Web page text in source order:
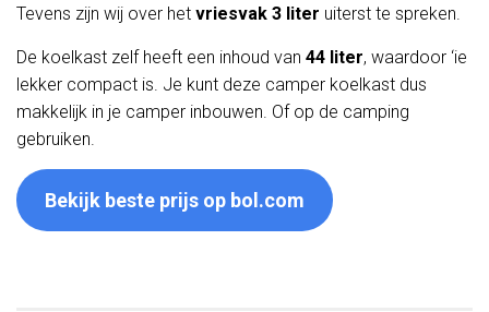
Tevens zijn wij over het vriesvak 3 liter uiterst te spreken.
De koelkast zelf heeft een inhoud van 44 liter, waardoor ‘ie
lekker compact is. Je kunt deze camper koelkast dus
makkelijk in je camper inbouwen. Of op de camping
gebruiken.
Bekijk beste prijs op bol.com